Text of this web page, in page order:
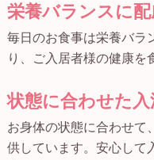
栄養バランスに
毎日のお食事は栄養バラ
り、ご入居者様の健康を
状態に合わせた入
お身体の状態に合わせて
供しています。安心して